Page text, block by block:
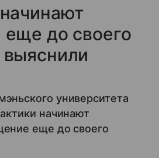
еще до своего
университета
начинают
еще до своего